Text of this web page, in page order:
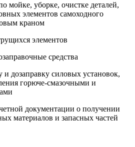
мойке, уборке, очистке деталей,
элементов самоходного
краном
элементов
средства
и дозаправку силовых установок,
горюче-смазочными и
документации о получении
материалов и запасных частей